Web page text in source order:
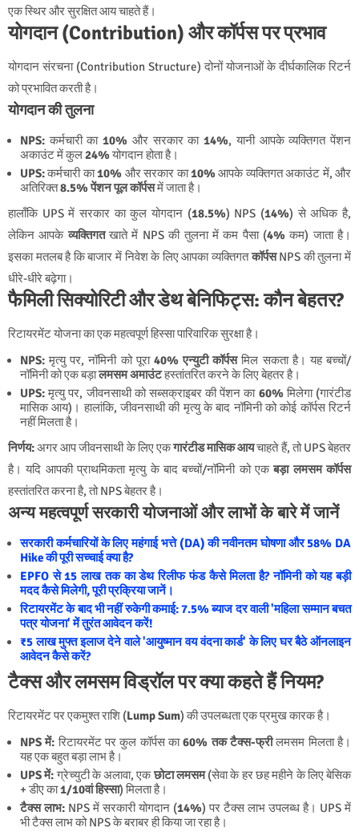
एक स्थिर और सुरक्षित आय चाहते हैं।
योगदान (Contribution) और कॉर्पस पर प्रभाव
योगदान संरचना (Contribution Structure) दोनों योजनाओं के दीर्घकालिक रिटर्न
को प्रभावित करती है।
योगदान की तुलना
NPS: कर्मचारी का10% और सरकार का14%, यानी आपके व्यक्तिगत पेंशन
अकाउंट में कुल24%योगदान होता है।
UPS:कर्मचारी का10% और सरकार का10%आपके व्यक्तिगत अकाउंट में, और
अतिरिक्त8.5% पेंशन पूल कॉर्पसमें जाता है।
हालाँकि UPS में सरकार का कुल योगदान (18.5%) NPS (14%) से अधिक है,
लेकिन आपकेव्यक्तिगतखाते में NPS की तुलना में कम पैसा (4%कम) जाता है।
इसका मतलब है कि बाजार में निवेश के लिए आपका व्यक्तिगतकॉर्पसNPS की तुलना में
धीरे-धीरे बढ़ेगा।
फैमिली सिक्योरिटी और डेथ बेनिफिट्स: कौन बेहतर?
रिटायरमेंट योजना का एक महत्वपूर्ण हिस्सा पारिवारिक सुरक्षा है।
NPS: मृत्यु पर, नॉमिनी को पूरा 40% एन्युटी कॉर्पसमिल सकता है। यह बच्चों/
नॉमिनी को एक बड़ालमसम अमाउंटहस्तांतरित करने के लिए बेहतर है।
UPS:मृत्यु पर, जीवनसाथी को सब्सक्राइबर की पेंशन का 60%मिलेगा (गारंटीड
मासिक आय)। हालांकि, जीवनसाथी की मृत्यु के बाद नॉमिनी को कोई कॉर्पस रिटर्न
नहीं मिलता है।
निर्णय:अगर आप जीवनसाथी के लिए एकगारंटीड मासिक आयचाहते हैं, तो UPS बेहतर
है। यदि आपकी प्राथमिकता मृत्यु के बाद बच्चों/नॉमिनी को एकबड़ा लमसम कॉर्पस
हस्तांतरित करना है, तो NPS बेहतर है।
अन्य महत्वपूर्ण सरकारी योजनाओं और लाभों के बारे में जानें
सरकारी कर्मचारियों के लिए महंगाई भत्ते (DA) की नवीनतम घोषणा और 58% DA
Hike की पूरी सच्चाई क्या है?
EPFO से 15 लाख तक का डेथ रिलीफ फंड कैसे मिलता है? नॉमिनी को यह बड़ी
मदद कैसे मिलेगी, पूरी प्रक्रिया जानें।
रिटायरमेंट के बाद भी नहीं रुकेगी कमाई: 7.5% ब्याज दर वाली 'महिला सम्मान बचत
पत्र योजना' में तुरंत आवेदन करें!
₹5 लाख मुफ्त इलाज देने वाले 'आयुष्मान वय वंदना कार्ड' के लिए घर बैठे ऑनलाइन
आवेदन कैसे करें?
टैक्स और लमसम विड्रॉल पर क्या कहते हैं नियम?
रिटायरमेंट पर एकमुश्त राशि (Lump Sum) की उपलब्धता एक प्रमुख कारक है।
NPS में: रिटायरमेंट पर कुल कॉर्पस का60% तक टैक्स-फ्रीलमसम मिलता है।
यह एक बहुत बड़ा लाभ है।
UPS में:ग्रेच्युटी के अलावा, एकछोटा लमसम(सेवा के हर छह महीने के लिए बेसिक
+ डीए का1/10वां हिस्सा) मिलता है।
टैक्स लाभ: NPS में सरकारी योगदान (14%) पर टैक्स लाभ उपलब्ध है। UPS में
भी टैक्स लाभ को NPS के बराबर ही किया जा रहा है।